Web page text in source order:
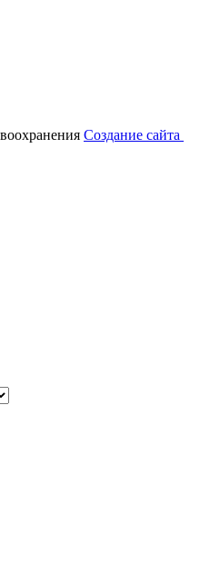
Создание сайта